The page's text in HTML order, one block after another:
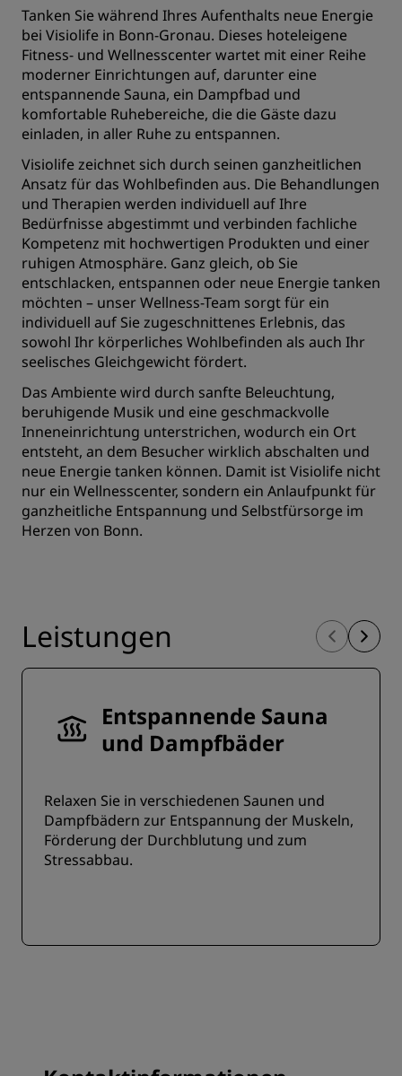
Tanken Sie während Ihres Aufenthalts neue Energie
bei Visiolife in Bonn-Gronau. Dieses hoteleigene
Fitness- und Wellnesscenter wartet mit einer Reihe
moderner Einrichtungen auf, darunter eine
entspannende Sauna, ein Dampfbad und
komfortable Ruhebereiche, die die Gäste dazu
einladen, in aller Ruhe zu entspannen.
Visiolife zeichnet sich durch seinen ganzheitlichen
Ansatz für das Wohlbefinden aus. Die Behandlungen
und Therapien werden individuell auf Ihre
Bedürfnisse abgestimmt und verbinden fachliche
Kompetenz mit hochwertigen Produkten und einer
ruhigen Atmosphäre. Ganz gleich, ob Sie
entschlacken, entspannen oder neue Energie tanken
möchten – unser Wellness-Team sorgt für ein
individuell auf Sie zugeschnittenes Erlebnis, das
sowohl Ihr körperliches Wohlbefinden als auch Ihr
seelisches Gleichgewicht fördert.
Das Ambiente wird durch sanfte Beleuchtung,
beruhigende Musik und eine geschmackvolle
Inneneinrichtung unterstrichen, wodurch ein Ort
entsteht, an dem Besucher wirklich abschalten und
neue Energie tanken können. Damit ist Visiolife nicht
nur ein Wellnesscenter, sondern ein Anlaufpunkt für
ganzheitliche Entspannung und Selbstfürsorge im
Herzen von Bonn.
Leistungen
Entspannende Sauna
und Dampfbäder
Relaxen Sie in verschiedenen Saunen und
Dampfbädern zur Entspannung der Muskeln,
Förderung der Durchblutung und zum
Stressabbau.